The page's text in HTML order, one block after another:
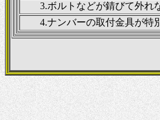
3.ボルトなどが錆びて外れ
4.ナンバーの取付金具が特